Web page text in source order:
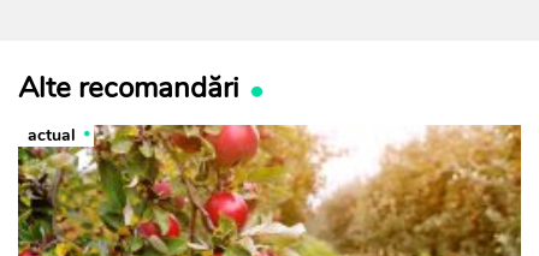
Alte recomandări
actual